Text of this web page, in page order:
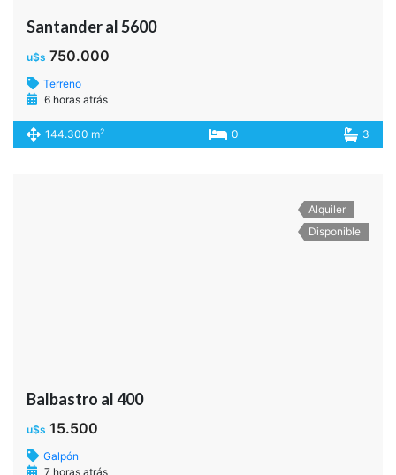
Santander al 5600
u$s 750.000
Terreno
6 horas atrás
144.300 m2 0 3
Alquiler
Disponible
Balbastro al 400
u$s 15.500
Galpón
7 horas atrás